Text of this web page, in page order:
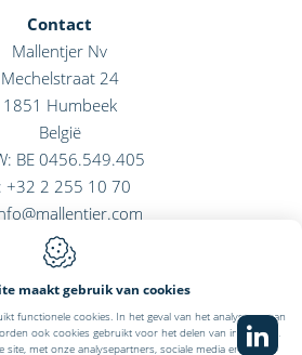
Contact
Mallentjer Nv
Mechelstraat 24
1851 Humbeek
België
BE 0456.549.405
+32 2 255 10 70
by IDcreation 2022
Cookie policy
maakt gebruik van cookies
functionele cookies. In het geval van het analyseren van
ook cookies gebruikt voor het delen van informatie,
met onze analysepartners, sociale media en